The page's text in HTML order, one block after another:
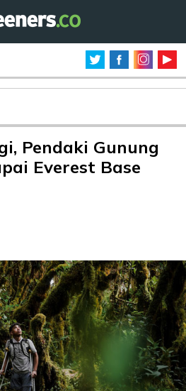
Pendaki Gunung
Everest Base